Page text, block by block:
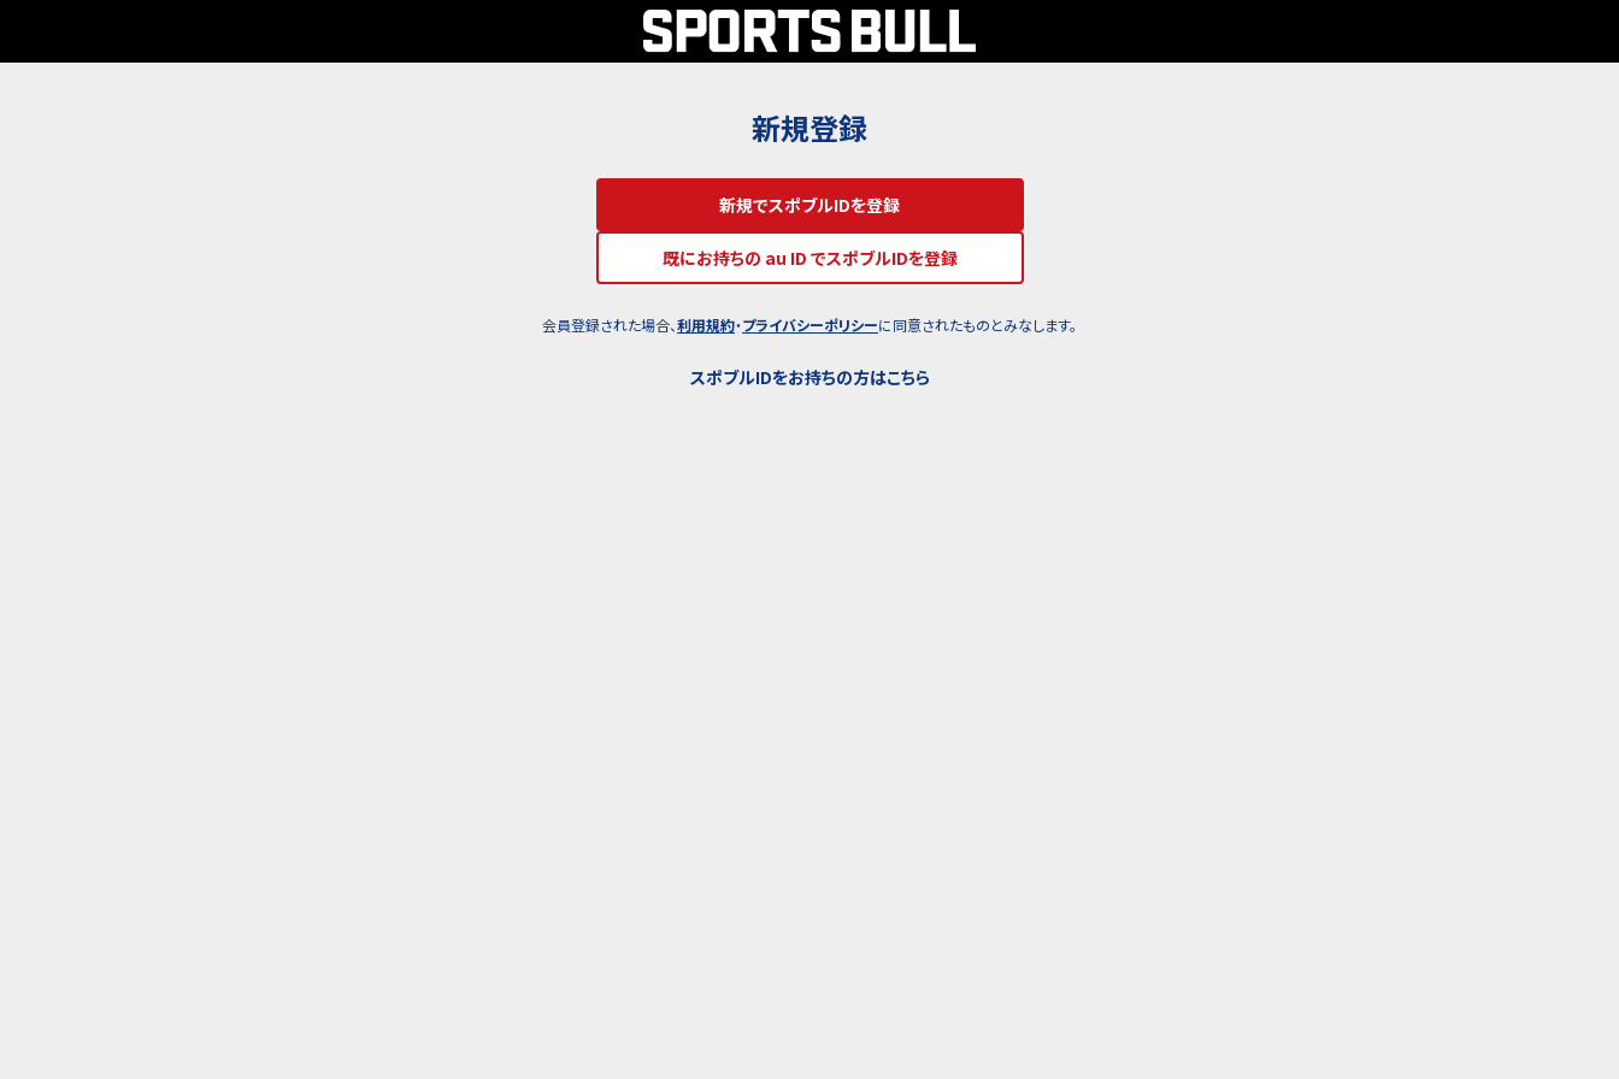
新規登録
新規でスポブルIDを登録
既にお持ちの au ID でスポブルIDを登録
会員登録された場合、利用規約・プライバシーポリシーに同意されたものとみなします。
スポブルIDをお持ちの方はこちら